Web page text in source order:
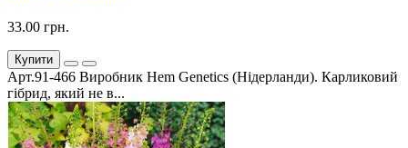
33.00 грн.
Купити
Арт.91-466 Виробник Hem Genetics (Нідерланди). Карликовий
гібрид, який не в...